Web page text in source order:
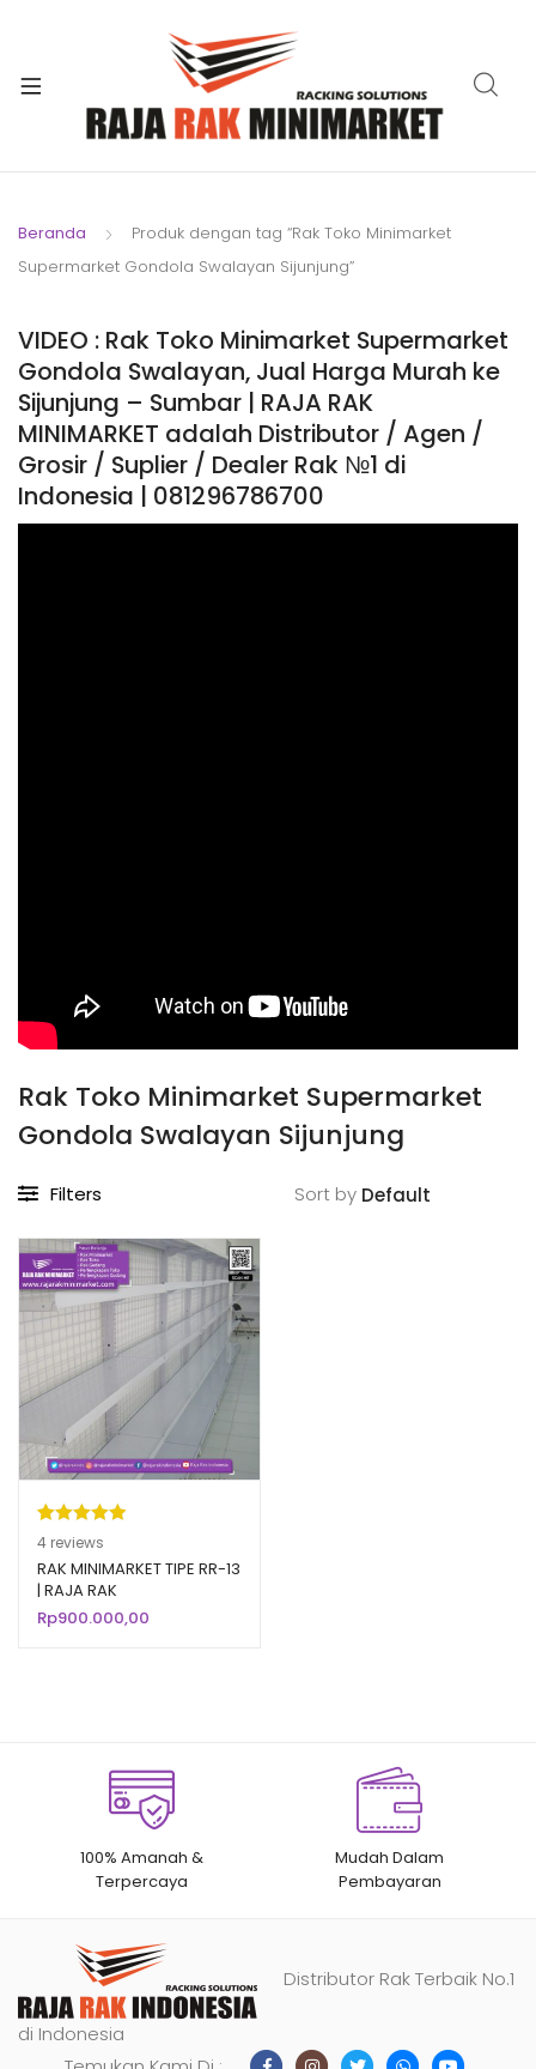
Beranda
Produk dengan tag “Rak Toko Minimarket
Supermarket Gondola Swalayan Sijunjung”
VIDEO : Rak Toko Minimarket Supermarket
Gondola Swalayan, Jual Harga Murah ke
Sijunjung – Sumbar | RAJA RAK
MINIMARKET adalah Distributor / Agen /
Grosir / Suplier / Dealer Rak №1 di
Indonesia | 081296786700
Rak Toko Minimarket Supermarket
Gondola Swalayan Sijunjung
Filters Sort by
Peringkat
5.00 dari 5
berdasarka
n
4
penilaian
4 reviews
RAK MINIMARKET TIPE RR-13
| RAJA RAK
Rp900.000,00
100% Amanah &
Terpercaya
Mudah Dalam
Pembayaran
Distributor Rak Terbaik No.1
di Indonesia